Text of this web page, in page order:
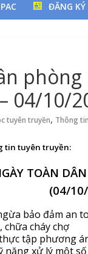
ĐĂNG
phòng
04/10/
tuyên truyền, Thông
tin tuyên truyền:
TOÀN
(04/
bảo đảm an
chữa cháy chợ
tập phương án
năng xử lý một